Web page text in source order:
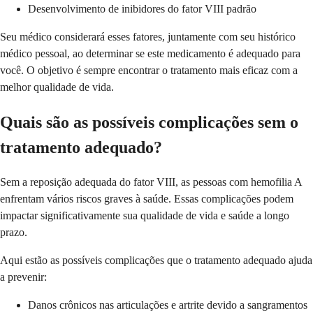
Desenvolvimento de inibidores do fator VIII padrão
Seu médico considerará esses fatores, juntamente com seu histórico
médico pessoal, ao determinar se este medicamento é adequado para
você. O objetivo é sempre encontrar o tratamento mais eficaz com a
melhor qualidade de vida.
Quais são as possíveis complicações sem o
tratamento adequado?
Sem a reposição adequada do fator VIII, as pessoas com hemofilia A
enfrentam vários riscos graves à saúde. Essas complicações podem
impactar significativamente sua qualidade de vida e saúde a longo
prazo.
Aqui estão as possíveis complicações que o tratamento adequado ajuda
a prevenir:
Danos crônicos nas articulações e artrite devido a sangramentos